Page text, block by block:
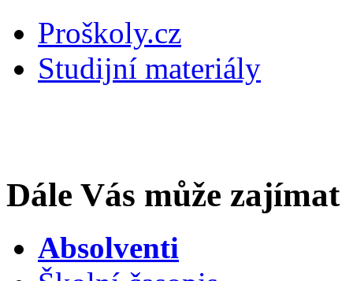
Proškoly.cz
Studijní materiály
Dále Vás může zajímat
Absolventi